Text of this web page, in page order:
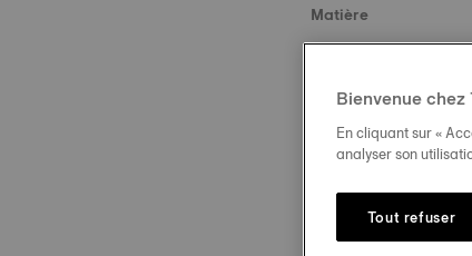
Matière
Boucle
Bienvenue chez
En cliquant sur «
analyser son
Tout refuser